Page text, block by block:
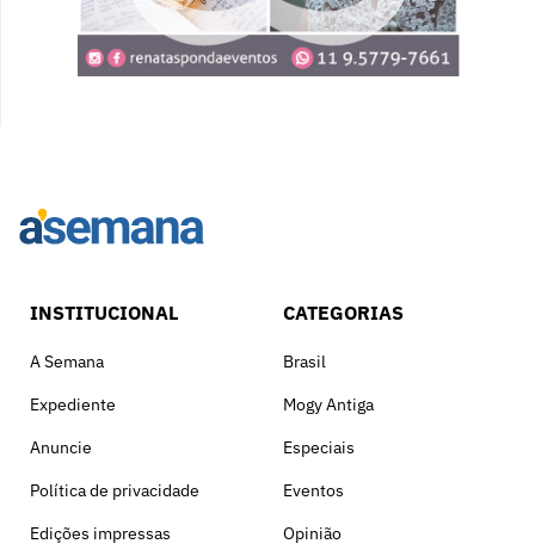
INSTITUCIONAL
A Semana
Expediente
Anuncie
Política de privacidade
Edições impressas
CATEGORIAS
Brasil
Mogy Antiga
Especiais
Eventos
Opinião